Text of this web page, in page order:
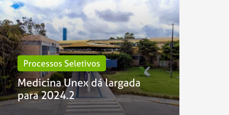
Processos Seletivos
Medicina Unex dá largada
para 2024.2